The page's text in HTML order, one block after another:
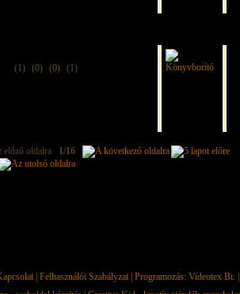
(1) (0) (0) (1)
1/16
| Felhasználói Szabályzat| Programozás: Videotex Bt.